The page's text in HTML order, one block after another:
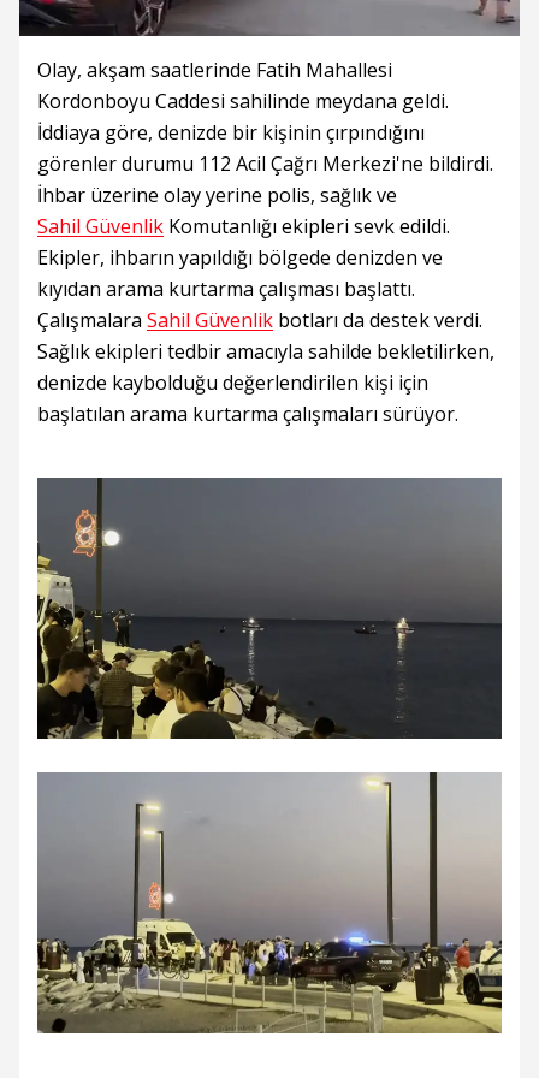
Olay, akşam saatlerinde Fatih Mahallesi
Kordonboyu Caddesi sahilinde meydana geldi.
İddiaya göre, denizde bir kişinin çırpındığını
görenler durumu 112 Acil Çağrı Merkezi'ne bildirdi.
İhbar üzerine olay yerine polis, sağlık ve
Sahil Güvenlik Komutanlığı ekipleri sevk edildi.
Ekipler, ihbarın yapıldığı bölgede denizden ve
kıyıdan arama kurtarma çalışması başlattı.
Çalışmalara Sahil Güvenlik botları da destek verdi.
Sağlık ekipleri tedbir amacıyla sahilde bekletilirken,
denizde kaybolduğu değerlendirilen kişi için
başlatılan arama kurtarma çalışmaları sürüyor.